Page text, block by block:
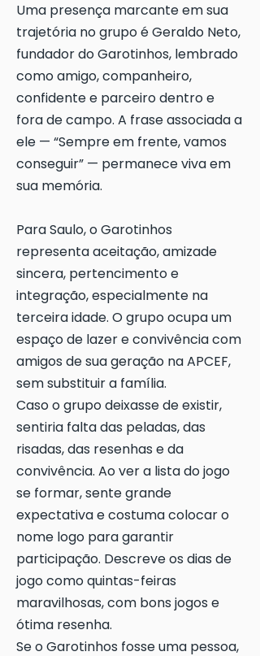
Uma presença marcante em sua
trajetória no grupo é Geraldo Neto,
fundador do Garotinhos, lembrado
como amigo, companheiro,
confidente e parceiro dentro e
fora de campo. A frase associada a
ele — “Sempre em frente, vamos
conseguir” — permanece viva em
sua memória.
Para Saulo, o Garotinhos
representa aceitação, amizade
sincera, pertencimento e
integração, especialmente na
terceira idade. O grupo ocupa um
espaço de lazer e convivência com
amigos de sua geração na APCEF,
sem substituir a família.
Caso o grupo deixasse de existir,
sentiria falta das peladas, das
risadas, das resenhas e da
convivência. Ao ver a lista do jogo
se formar, sente grande
expectativa e costuma colocar o
nome logo para garantir
participação. Descreve os dias de
jogo como quintas-feiras
maravilhosas, com bons jogos e
ótima resenha.
Se o Garotinhos fosse uma pessoa,